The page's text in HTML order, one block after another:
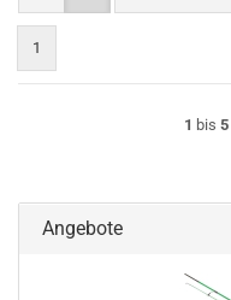
1
1 bis 5
Angebote